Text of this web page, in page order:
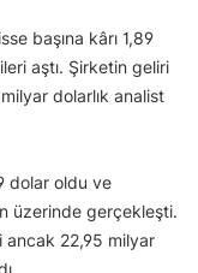
başına kârı 1,89
aştı. Şirketin geliri
dolarlık analist
dolar oldu ve
üzerinde gerçekleşti.
ancak 22,95 milyar